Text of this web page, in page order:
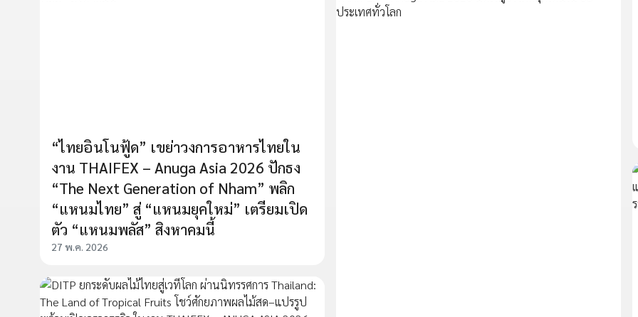
“ไทยอินโนฟู้ด” เขย่าวงการอาหารไทยใน
งาน THAIFEX – Anuga Asia 2026 ปักธง
“The Next Generation of Nham” พลิก
“แหนมไทย” สู่ “แหนมยุคใหม่” เตรียมเปิด
ตัว “แหนมพลัส” สิงหาคมนี้
27 พ.ค. 2026